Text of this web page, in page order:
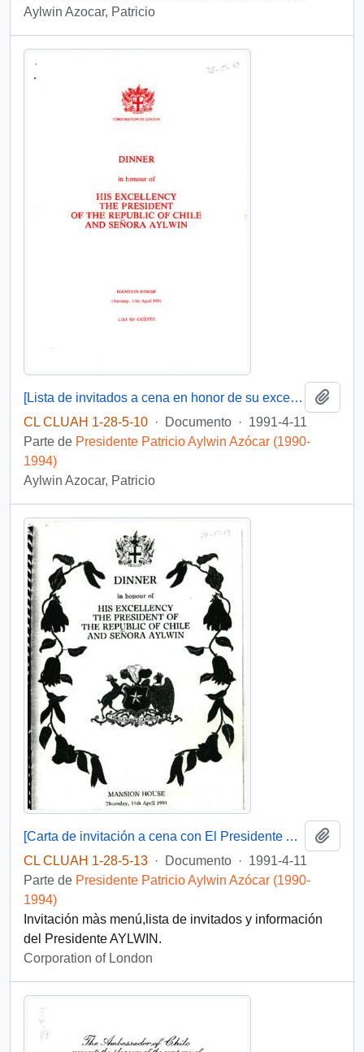
Aylwin Azocar, Patricio
[Lista de invitados a cena en honor de su excelencia el Presidente de la República y Señora Aylwin].
CL CLUAH 1-28-5-10 · Documento · 1991-4-11
Parte de Presidente Patricio Aylwin Azócar (1990-
1994)
Aylwin Azocar, Patricio
[Carta de invitación a cena con El Presidente Aylwin y su Señora en el Corporation of London].
CL CLUAH 1-28-5-13 · Documento · 1991-4-11
Parte de Presidente Patricio Aylwin Azócar (1990-
1994)
Invitación màs menú,lista de invitados y información
del Presidente AYLWIN.
Corporation of London